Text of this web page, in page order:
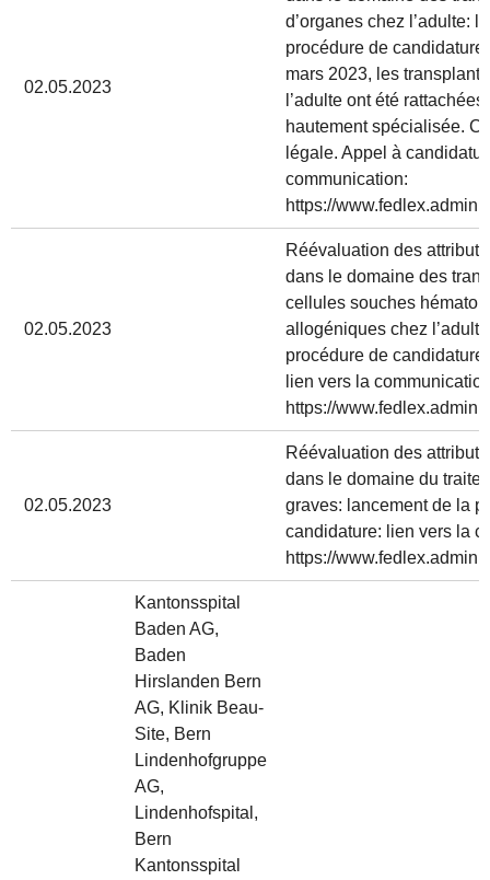
02.05.2023
d’organes chez l’adulte:
procédure de
mars 2023, les
l’adulte ont été
hautement spécialisée.
légale. Appel à
communication:
https://
02.05.2023
Réévaluation des
dans le domaine des
cellules souches
allogéniques chez
procédure de
lien vers la
https://
02.05.2023
Réévaluation des
dans le domaine du
graves: lancement de la
candidature: lien vers la
https://
Kantonsspital
Baden AG,
Baden
Hirslanden Bern
AG, Klinik Beau-
Site, Bern
Lindenhofgruppe
AG,
Lindenhofspital,
Bern
Kantonsspital